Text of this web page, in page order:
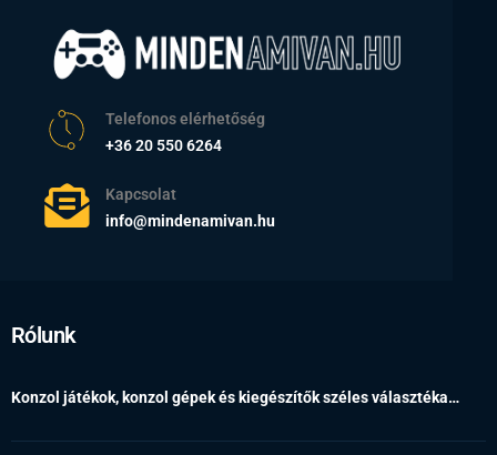
Telefonos elérhetőség
+36 20 550 6264
Kapcsolat
info@mindenamivan.hu
Rólunk
Konzol játékok, konzol gépek és kiegészítők széles választéka…